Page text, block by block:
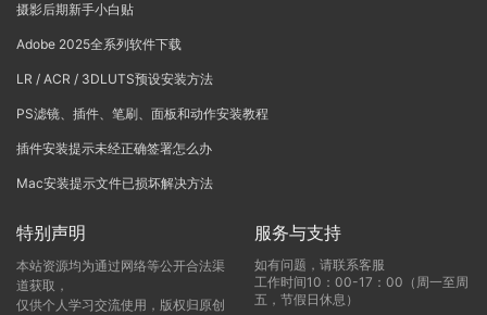
摄影后期新手小白贴
Adobe 2025全系列软件下载
LR / ACR / 3DLUTS预设安装方法
PS滤镜、插件、笔刷、面板和动作安装教程
插件安装提示未经正确签署怎么办
Mac安装提示文件已损坏解决方法
特别声明
本站资源均为通过网络等公开合法渠
道获取，
仅供个人学习交流使用，版权归原创
服务与支持
如有问题，请联系客服
工作时间10：00-17：00（周一至周
五，节假日休息）